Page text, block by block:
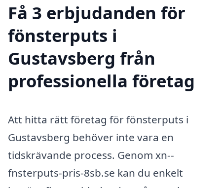
Få 3 erbjudanden för
fönsterputs i
Gustavsberg från
professionella företag
Att hitta rätt företag för fönsterputs i
Gustavsberg behöver inte vara en
tidskrävande process. Genom xn--
fnsterputs-pris-8sb.se kan du enkelt